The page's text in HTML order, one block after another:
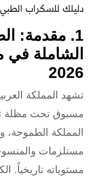
دليلك للسكراب
1. مقدمة:
الشاملة في
2026
تشهد المملكة
مسبوق تحت مظلة
المملكة
مستلزمات
مستوياته تاريخياً.